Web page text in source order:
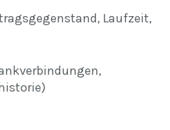
Laufzeit,